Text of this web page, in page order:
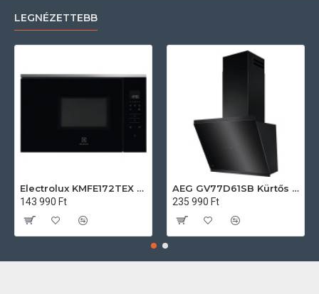
LEGNÉZETTEBB
Electrolux KMFE172TEX Felsőszekrénybe építhető mikrohullámú sütő
143 990 Ft
AEG GV77D61SB Kürtős páraelszívó
235 990 Ft